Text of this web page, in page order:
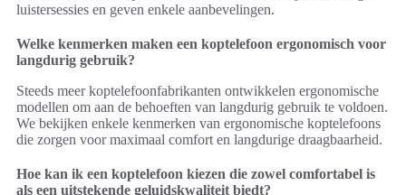
luistersessies en geven enkele aanbevelingen.
Welke kenmerken maken een koptelefoon ergonomisch voor
langdurig gebruik?
Steeds meer koptelefoonfabrikanten ontwikkelen ergonomische
modellen om aan de behoeften van langdurig gebruik te voldoen.
We bekijken enkele kenmerken van ergonomische koptelefoons
die zorgen voor maximaal comfort en langdurige draagbaarheid.
Hoe kan ik een koptelefoon kiezen die zowel comfortabel is
als een uitstekende geluidskwaliteit biedt?